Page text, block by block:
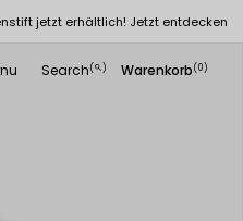
jetzt erhältlich! Jetzt entdecken
Search(
search ) Warenkorb(0)